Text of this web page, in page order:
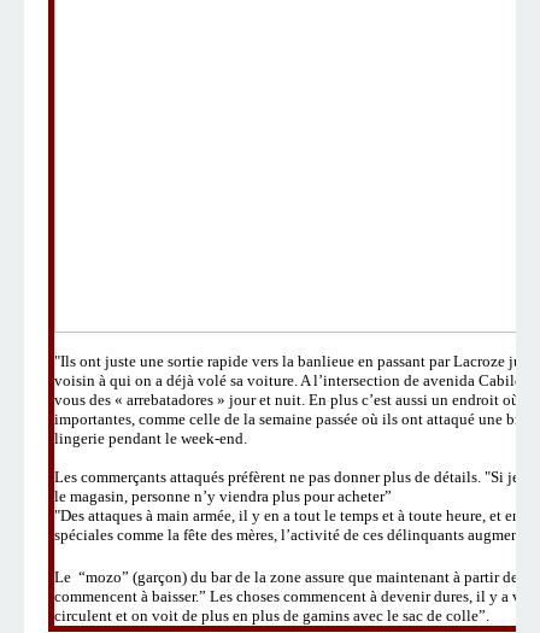
"Ils ont juste une sortie rapide vers la banlieue en passant par Lacroze
voisin à qui on a déjà volé sa voiture. A l’intersection de avenida Cabildo
vous des « arrebatadores » jour et nuit. En plus c’est aussi un endroit où
importantes, comme celle de la semaine passée où ils ont attaqué une
lingerie pendant le week-end.
Les commerçants attaqués préfèrent ne pas donner plus de détails. "Si je
le magasin, personne n’y viendra plus pour acheter”
"Des attaques à main armée, il y en a tout le temps et à toute heure, et en
spéciales comme la fête des mères, l’activité de ces délinquants
Le “mozo” (garçon) du bar de la zone assure que maintenant à partir de
commencent à baisser.” Les choses commencent à devenir dures, il y a
circulent et on voit de plus en plus de gamins avec le sac de colle”.